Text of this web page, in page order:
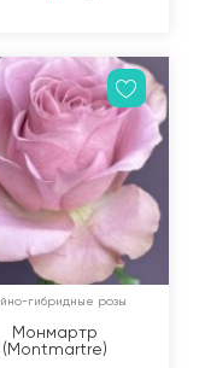
гибридные розы
Монмартр
(Montmartre)